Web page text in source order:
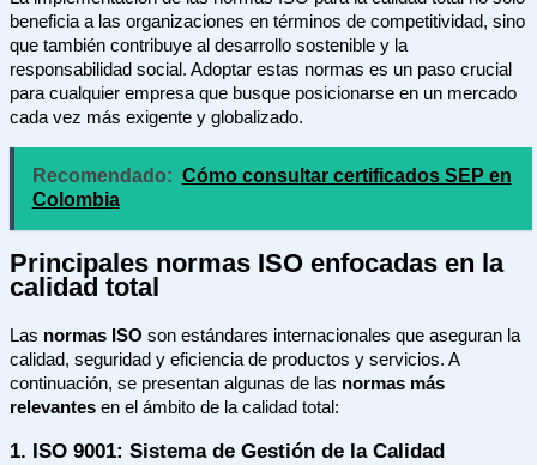
beneficia a las organizaciones en términos de competitividad, sino
que también contribuye al desarrollo sostenible y la
responsabilidad social. Adoptar estas normas es un paso crucial
para cualquier empresa que busque posicionarse en un mercado
cada vez más exigente y globalizado.
Recomendado: Cómo consultar certificados SEP en
Colombia
Principales normas ISO enfocadas en la
calidad total
Las normas ISO son estándares internacionales que aseguran la
calidad, seguridad y eficiencia de productos y servicios. A
continuación, se presentan algunas de las normas más
relevantes en el ámbito de la calidad total:
1. ISO 9001: Sistema de Gestión de la Calidad